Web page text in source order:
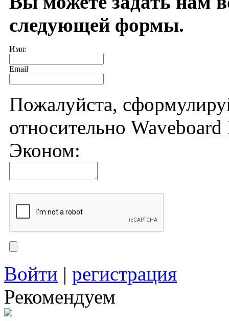
следующей формы.
Имя:
Email
Пожалуйста,
относительно
Эконом:
Войти | регистрация
Рекомендуем